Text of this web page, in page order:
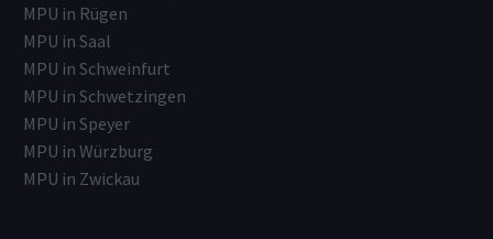
MPU in Rügen
MPU in Saal
MPU in Schweinfurt
MPU in Schwetzingen
MPU in Speyer
MPU in Würzburg
MPU in Zwickau